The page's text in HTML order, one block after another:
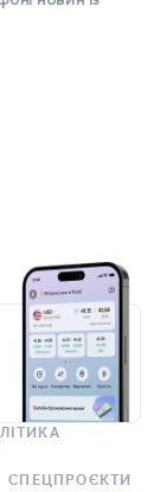
СПЕЦПРОЄКТИ